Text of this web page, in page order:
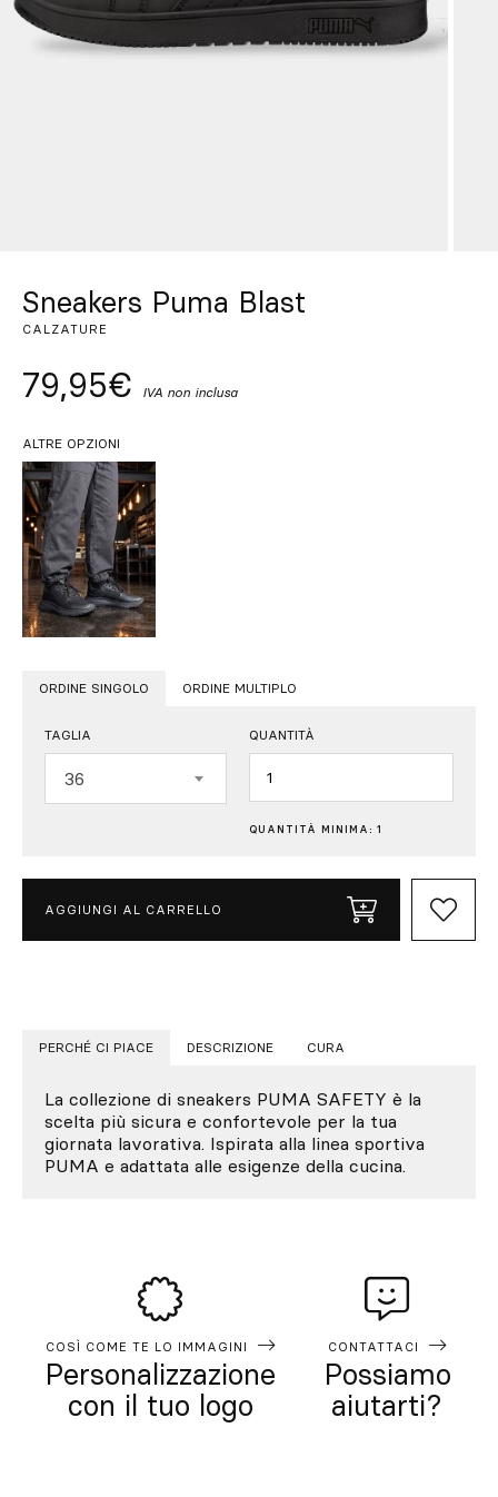
Sneakers Puma Blast
CALZATURE
79,95€ IVA non inclusa
ALTRE OPZIONI
ORDINE SINGOLO ORDINE MULTIPLO
TAGLIA
36
QUANTITÀ
QUANTITÀ MINIMA: 1
AGGIUNGI AL CARRELLO
PERCHÉ CI PIACE DESCRIZIONE CURA
La collezione di sneakers PUMA SAFETY è la
scelta più sicura e confortevole per la tua
giornata lavorativa. Ispirata alla linea sportiva
PUMA e adattata alle esigenze della cucina.
COSÌ COME TE LO IMMAGINI
Personalizzazione
con il tuo logo
CONTATTACI
Possiamo
aiutarti?